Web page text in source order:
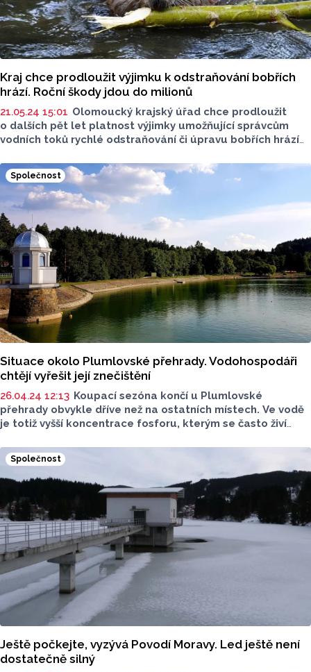
Kraj chce prodloužit výjimku k odstraňování bobřích
hrází. Roční škody jdou do milionů
21.05.24 15:01 Olomoucký krajský úřad chce prodloužit
o dalších pět let platnost výjimky umožňující správcům
vodních toků rychlé odstraňování či úpravu bobřích hrází
a potoků. Díky nařízení z roku 2014 odpadlo zdlouhavé
projednávání žádostí o odstranění rizikových hrází
chráněných bobrů. Výjimka je každoročně využívána
na několika místech Olomouckého kraje, kde bobří hráze
ohrožují majetek v okolí vodních toků. Povodí Moravy
vyčíslilo roční škody způsobené bobry na několik milionů
korun.
Společnost
Situace okolo Plumlovské přehrady. Vodohospodáři
chtějí vyřešit její znečištění
26.04.24 12:13 Koupací sezóna končí u Plumlovské
přehrady obvykle dříve než na ostatních místech. Ve vodě
je totiž vyšší koncentrace fosforu, kterým se často živí
vodoprávních úřadů a obcí z okolí Plumlova řešili situaci
na jednání.
Společnost
Ještě počkejte, vyzývá Povodí Moravy. Led ještě není
dostatečně silný